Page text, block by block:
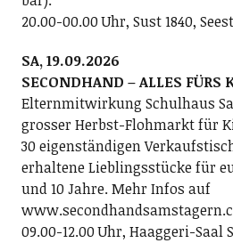
20.00-00.00 Uhr, Sust 1840,
SA, 19.09.2026
SECONDHAND – ALLES FÜRS
Elternmitwirkung Schulhaus
grosser Herbst-Flohmarkt für
30 eigenständigen
erhaltene Lieblingsstücke für
und 10 Jahre. Mehr Infos auf
09.00-12.00 Uhr, Haaggeri-Saal